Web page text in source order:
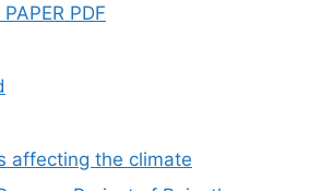
PDF
affecting the climate